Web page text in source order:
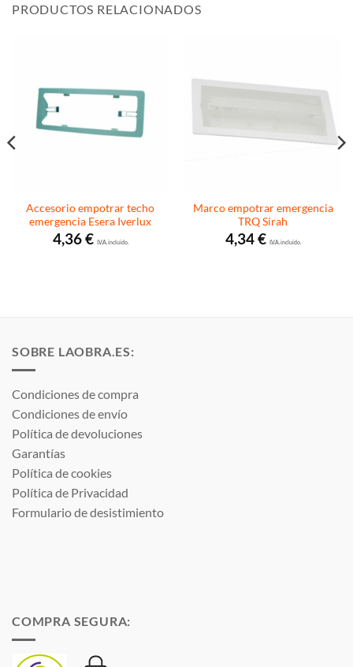
PRODUCTOS RELACIONADOS
Accesorio empotrar techo
emergencia Esera Iverlux
4,36€I.V.A. incluido.
Marco empotrar emergencia
TRQ Sirah
4,34€I.V.A. incluido.
SOBRE LAOBRA.ES:
Condiciones de compra
Condiciones de envío
Política de devoluciones
Garantías
Política de cookies
Política de Privacidad
Formulario de desistimiento
COMPRA SEGURA: